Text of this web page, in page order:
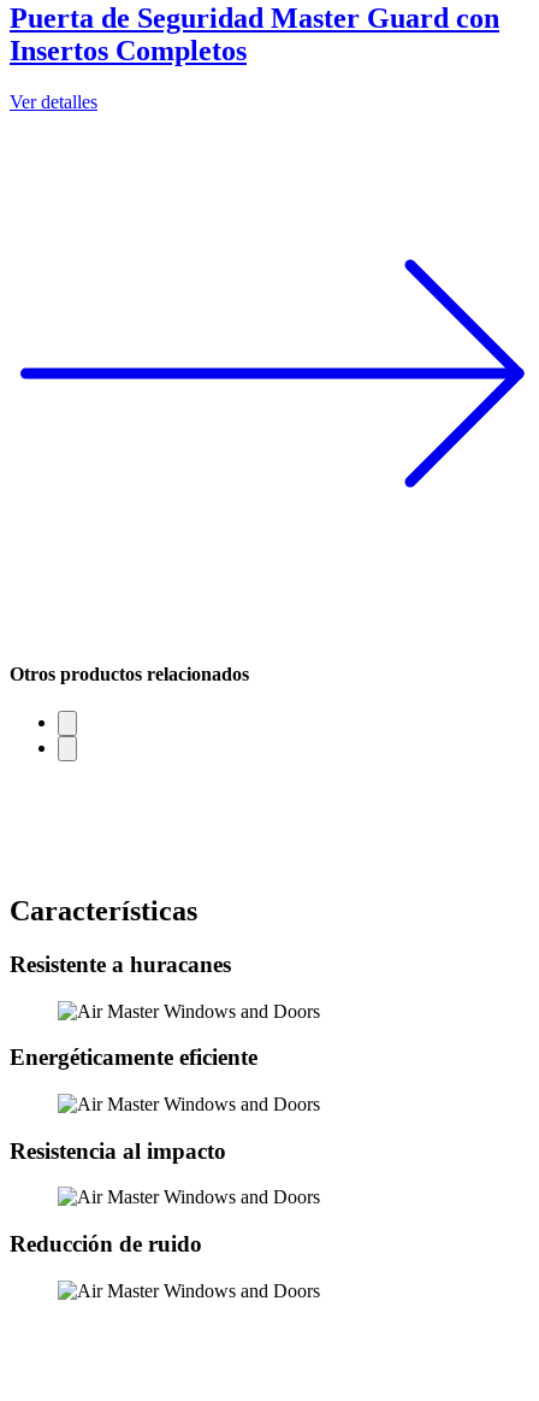
Puerta de Seguridad Master Guard con
Insertos Completos
Ver detalles
Otros productos relacionados
Características
Resistente a huracanes
Energéticamente eficiente
Resistencia al impacto
Reducción de ruido